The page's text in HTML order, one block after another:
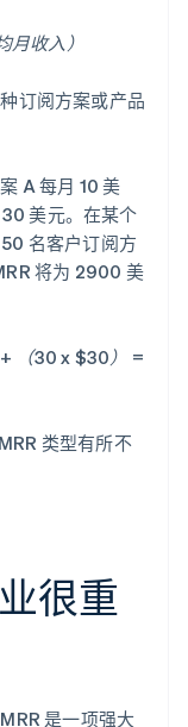
收入）
订阅方案或产品
A 每月 10 美
美元。在某个
名客户订阅方
将为 2900 美
（30 x $30） =
类型有所不
很重
是一项强大